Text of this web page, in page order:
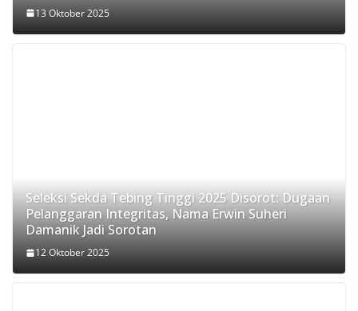
13 Oktober 2025
Seleksi Sekda Tebing Tinggi 2025 Disorot: Dugaan
Pelanggaran Integritas, Nama Erwin Suheri
Damanik Jadi Sorotan
12 Oktober 2025